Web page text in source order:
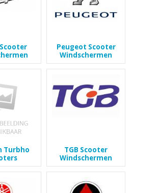
Peugeot Scooter
Windschermen
Turbho
TGB Scooter
Windschermen